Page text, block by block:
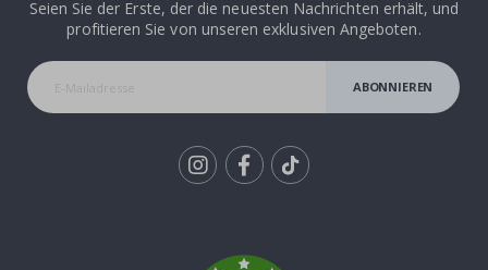
Seien Sie der Erste, der die neuesten Nachrichten erhält, und
profitieren Sie von unseren exklusiven Angeboten.
ABONNIEREN